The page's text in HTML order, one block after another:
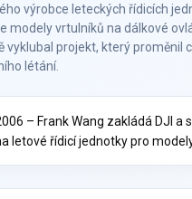
výrobce leteckých řídicích
modely vrtulníků na dálkové
vyklubal projekt, který proměnil
létání.
– Frank Wang zakládá DJI a
letové řídicí jednotky pro